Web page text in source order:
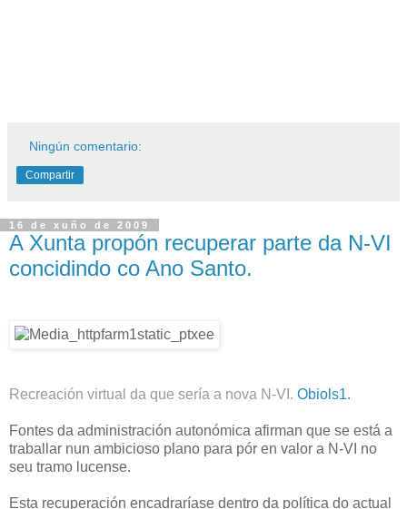
Ningún comentario:
Compartir
16 de xuño de 2009
A Xunta propón recuperar parte da N-VI
concidindo co Ano Santo.
Recreación virtual da que sería a nova N-VI. Obiols1.
Fontes da administración autonómica afirman que se está a
traballar nun ambicioso plano para pór en valor a N-VI no
seu tramo lucense.
Esta recuperación encadraríase dentro da política do actual